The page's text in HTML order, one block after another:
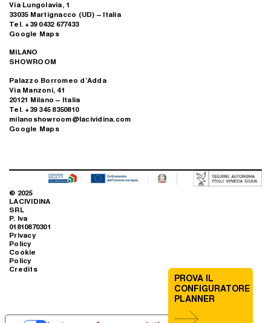
PROVA IL
CONFIGURATORE
PLANNER
Via Lungolavia, 1
33035 Martignacco (UD) – Italia
Tel. +39 0432 677433
Google Maps
MILANO
SHOWROOM
Palazzo Borromeo d’Adda
Via Manzoni, 41
20121 Milano – Italia
Tel. +39 345 8350810
milanoshowroom@lacividina.com
Google Maps
© 2025
LACIVIDINA
SRL
P. Iva
01810870301
Privacy
Policy
Cookie
Policy
Credits